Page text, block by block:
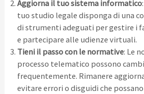
Aggiorna il tuo sistema informatico
tuo studio legale disponga di una
di strumenti adeguati per gestire i
e partecipare alle udienze virtuali.
Tieni il passo con le normative: Le
processo telematico possono
frequentemente. Rimanere
evitare errori o disguidi che